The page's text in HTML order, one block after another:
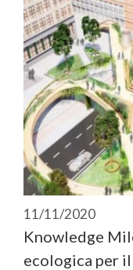
11/11/2020
Knowledge
ecologica per